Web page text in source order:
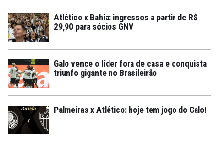
Atlético x Bahia: ingressos a partir de R$
29,90 para sócios GNV
Galo vence o líder fora de casa e conquista
triunfo gigante no Brasileirão
Palmeiras x Atlético: hoje tem jogo do Galo!